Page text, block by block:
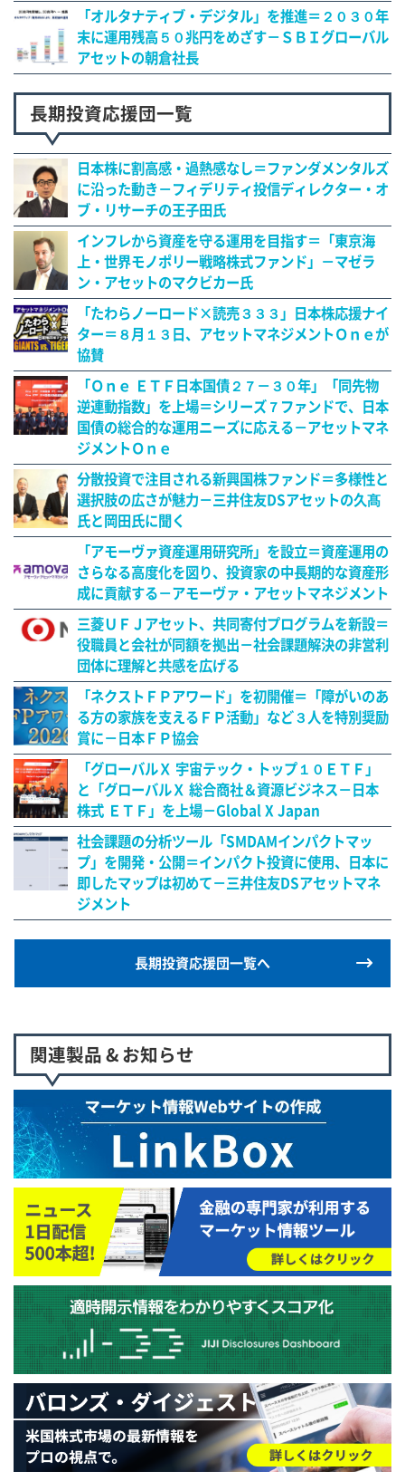
「オルタナティブ・デジタル」を推進＝２０３０年
末に運用残高５０兆円をめざす－ＳＢＩグローバル
アセットの朝倉社長
長期投資応援団一覧
日本株に割高感・過熱感なし＝ファンダメンタルズ
に沿った動き－フィデリティ投信ディレクター・オ
ブ・リサーチの王子田氏
インフレから資産を守る運用を目指す＝「東京海
上・世界モノポリー戦略株式ファンド」－マゼラ
ン・アセットのマクビカー氏
「たわらノーロード×読売３３３」日本株応援ナイ
ター＝８月１３日、アセットマネジメントＯｎｅが
協賛
「Ｏｎｅ ＥＴＦ日本国債２７－３０年」「同先物
逆連動指数」を上場＝シリーズ７ファンドで、日本
国債の総合的な運用ニーズに応える－アセットマネ
ジメントＯｎｅ
分散投資で注目される新興国株ファンド＝多様性と
選択肢の広さが魅力－三井住友DSアセットの久髙
氏と岡田氏に聞く
「アモーヴァ資産運用研究所」を設立＝資産運用の
さらなる高度化を図り、投資家の中長期的な資産形
成に貢献する－アモーヴァ・アセットマネジメント
三菱ＵＦＪアセット、共同寄付プログラムを新設＝
役職員と会社が同額を拠出－社会課題解決の非営利
団体に理解と共感を広げる
「ネクストＦＰアワード」を初開催＝「障がいのあ
る方の家族を支えるＦＰ活動」など３人を特別奨励
賞に－日本ＦＰ協会
「グローバルＸ 宇宙テック・トップ１０ＥＴＦ」
と「グローバルＸ 総合商社＆資源ビジネス－日本
株式 ＥＴＦ」を上場－Global X Japan
社会課題の分析ツール「SMDAMインパクトマッ
プ」を開発・公開＝インパクト投資に使用、日本に
即したマップは初めて－三井住友DSアセットマネ
ジメント
長期投資応援団一覧へ
関連製品 & お知らせ